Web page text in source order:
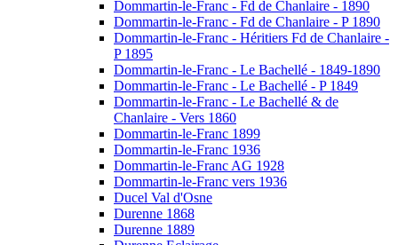
Dommartin-le-Franc - Fd de Chanlaire - 1890
Dommartin-le-Franc - Fd de Chanlaire - P 1890
Dommartin-le-Franc - Héritiers Fd de Chanlaire -
P 1895
Dommartin-le-Franc - Le Bachellé - 1849-1890
Dommartin-le-Franc - Le Bachellé - P 1849
Dommartin-le-Franc - Le Bachellé & de
Chanlaire - Vers 1860
Dommartin-le-Franc 1899
Dommartin-le-Franc 1936
Dommartin-le-Franc AG 1928
Dommartin-le-Franc vers 1936
Ducel Val d'Osne
Durenne 1868
Durenne 1889